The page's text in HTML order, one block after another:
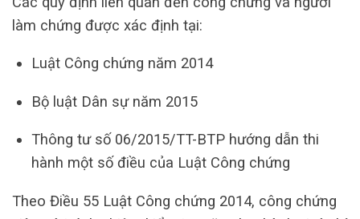
làm chứng được xác định tại:
Luật Công chứng năm 2014
Bộ luật Dân sự năm 2015
Thông tư số 06/2015/TT-BTP hướng dẫn thi
hành một số điều của Luật Công chứng
Theo Điều 55 Luật Công chứng 2014, công chứng